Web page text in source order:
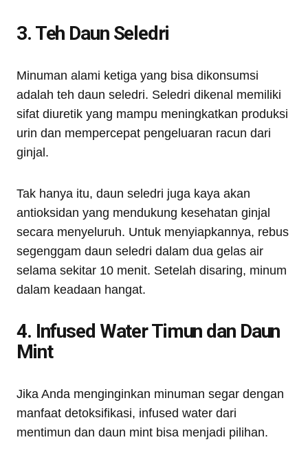
3. Teh Daun Seledri
Minuman alami ketiga yang bisa dikonsumsi
adalah teh daun seledri. Seledri dikenal memiliki
sifat diuretik yang mampu meningkatkan produksi
urin dan mempercepat pengeluaran racun dari
ginjal.
Tak hanya itu, daun seledri juga kaya akan
antioksidan yang mendukung kesehatan ginjal
secara menyeluruh. Untuk menyiapkannya, rebus
segenggam daun seledri dalam dua gelas air
selama sekitar 10 menit. Setelah disaring, minum
dalam keadaan hangat.
4. Infused Water Timun dan Daun
Mint
Jika Anda menginginkan minuman segar dengan
manfaat detoksifikasi, infused water dari
mentimun dan daun mint bisa menjadi pilihan.